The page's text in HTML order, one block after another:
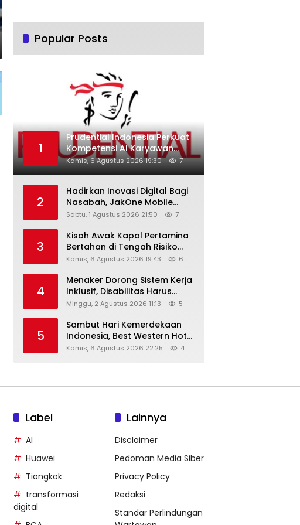
Popular Posts
1
Prudential Indonesia Perkuat
Kompetensi AI Karyawan
Lewat AI Week
Kamis, 6 Agustus 2026 19:30 7
2
Hadirkan Inovasi Digital Bagi
Nasabah, JakOne Mobile
Antar Bank Jakarta Sukses
Awards 2026
Sabtu, 1 Agustus 2026 21:50 7
3
Kisah Awak Kapal Pertamina
Bertahan di Tengah Risiko
Pelayaran Selat Hormuz
Kamis, 6 Agustus 2026 19:43 6
4
Menaker Dorong Sistem Kerja
Inklusif, Disabilitas Harus
Dapat Kesempatan Setara
Minggu, 2 Agustus 2026 11:13 5
5
Sambut Hari Kemerdekaan
Indonesia, Best Western Hotel
Hadirkan The Freedom Stay
Kamis, 6 Agustus 2026 22:25 4
Label
AI
Huawei
Tiongkok
transformasi
digital
Lainnya
Disclaimer
Pedoman Media Siber
Privacy Policy
Redaksi
Standar Perlindungan